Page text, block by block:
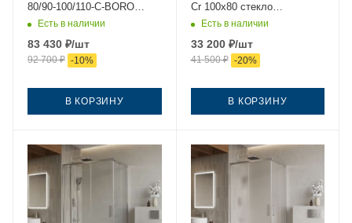
80/90-100/110-C-BORO
100х80 стекло прозрачное
профиль золото без
поддона
Есть в наличии
83 430 ₽/шт
92 700₽ -10%
В КОРЗИНУ
Cr 100х80 стекло
прозрачное профиль хром
без поддона
Есть в наличии
33 200₽/шт
41 500₽ -20%
В КОРЗИНУ